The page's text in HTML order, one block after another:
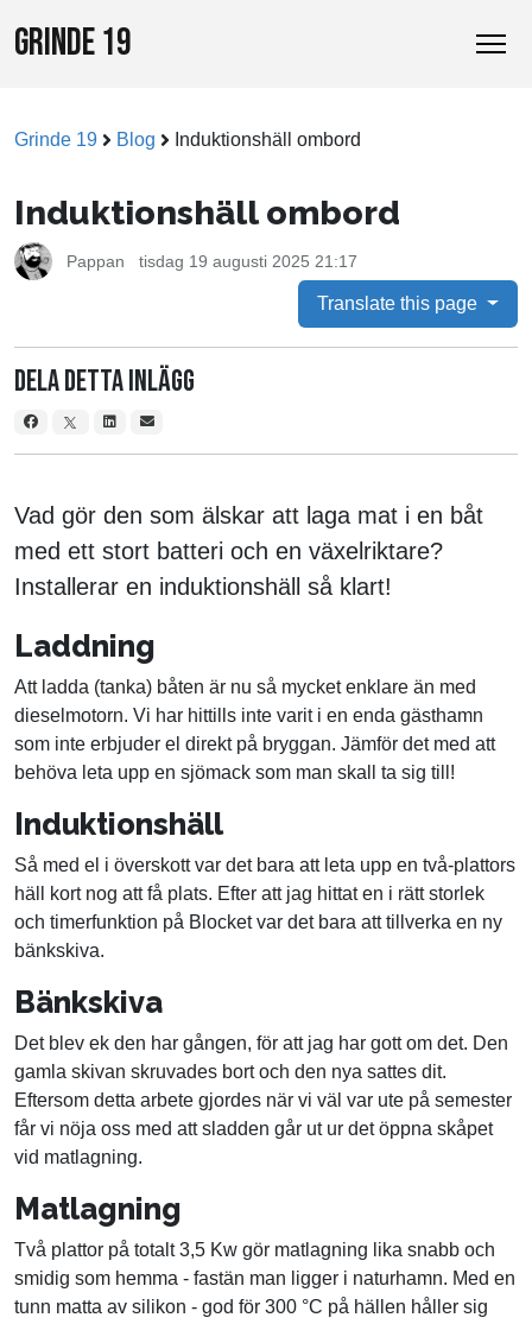
GRINDE 19
Grinde 19 Blog Induktionshäll ombord
Induktionshäll ombord
Pappan tisdag 19 augusti 2025 21:17
Translate this page
Dela detta inlägg
Vad gör den som älskar att laga mat i en båt
med ett stort batteri och en växelriktare?
Installerar en induktionshäll så klart!
Laddning
Att ladda (tanka) båten är nu så mycket enklare än med
dieselmotorn. Vi har hittills inte varit i en enda gästhamn
som inte erbjuder el direkt på bryggan. Jämför det med att
behöva leta upp en sjömack som man skall ta sig till!
Induktionshäll
Så med el i överskott var det bara att leta upp en två-plattors
häll kort nog att få plats. Efter att jag hittat en i rätt storlek
och timerfunktion på Blocket var det bara att tillverka en ny
bänkskiva.
Bänkskiva
Det blev ek den har gången, för att jag har gott om det. Den
gamla skivan skruvades bort och den nya sattes dit.
Eftersom detta arbete gjordes när vi väl var ute på semester
får vi nöja oss med att sladden går ut ur det öppna skåpet
vid matlagning.
Matlagning
Två plattor på totalt 3,5 Kw gör matlagning lika snabb och
smidig som hemma - fastän man ligger i naturhamn. Med en
tunn matta av silikon - god för 300 °C på hällen håller sig